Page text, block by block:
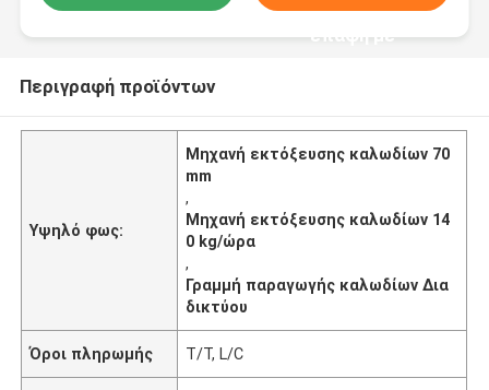
επαφή με
Περιγραφή προϊόντων
Υψηλό φως:
Μηχανή εκτόξευσης καλωδίων 70
mm
,
Μηχανή εκτόξευσης καλωδίων 14
0 kg/ώρα
,
Γραμμή παραγωγής καλωδίων Δια
δικτύου
Όροι πληρωμής T/T, L/C